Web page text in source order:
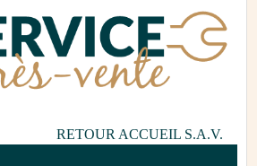
RETOUR ACCUEIL S.A.V.